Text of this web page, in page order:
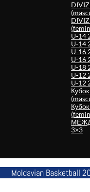
U-14
U-14
U-16
U-16
U-18
U-12
U-12
3×3
Moldavian Basketball